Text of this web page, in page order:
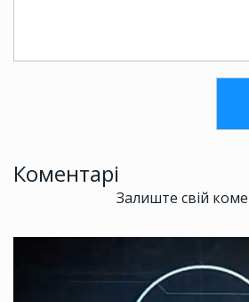
Коментарі
Залиште свій